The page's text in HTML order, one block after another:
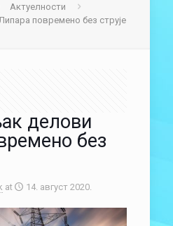
Актуелности
повремено без струје
делови
без
at 14. август 2020.